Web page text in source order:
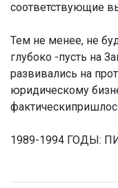
соответствующие
Тем не менее, не
глубоко -пусть на
развивались на
юридическому
1989-1994 ГОДЫ: